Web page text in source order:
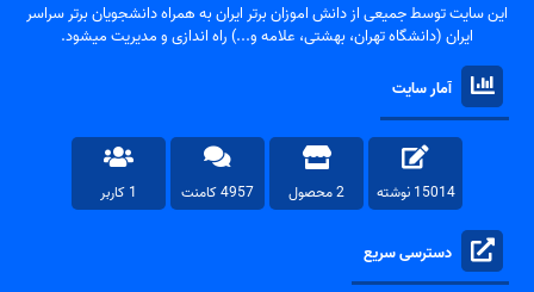
این سایت توسط جمیعی از دانش اموزان برتر ایران به همراه دانشجویان برتر سراسر
ایران (دانشگاه تهران، بهشتی، علامه و...) راه اندازی و مدیریت میشود.
آمار سایت
15014 نوشته 2 محصول 4957 کامنت 1 کاربر
دسترسی سریع